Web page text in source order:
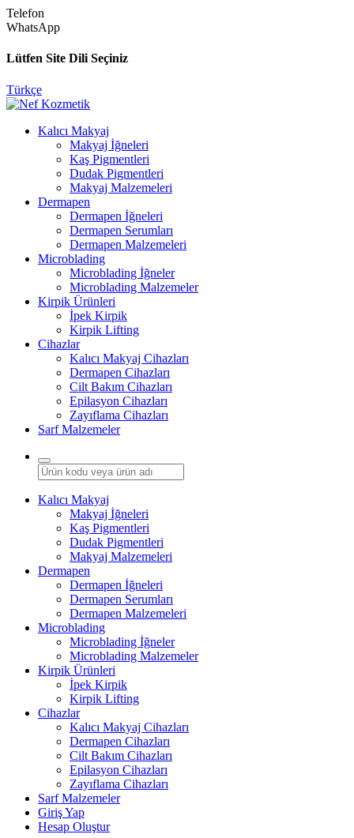
Telefon
WhatsApp
Lütfen Site Dili Seçiniz
Türkçe
Kalıcı Makyaj
Makyaj İğneleri
Kaş Pigmentleri
Dudak Pigmentleri
Makyaj Malzemeleri
Dermapen
Dermapen İğneleri
Dermapen Serumları
Dermapen Malzemeleri
Microblading
Microblading İğneler
Microblading Malzemeler
Kirpik Ürünleri
İpek Kirpik
Kirpik Lifting
Cihazlar
Kalıcı Makyaj Cihazları
Dermapen Cihazları
Cilt Bakım Cihazları
Epilasyon Cihazları
Zayıflama Cihazları
Sarf Malzemeler
Kalıcı Makyaj
Makyaj İğneleri
Kaş Pigmentleri
Dudak Pigmentleri
Makyaj Malzemeleri
Dermapen
Dermapen İğneleri
Dermapen Serumları
Dermapen Malzemeleri
Microblading
Microblading İğneler
Microblading Malzemeler
Kirpik Ürünleri
İpek Kirpik
Kirpik Lifting
Cihazlar
Kalıcı Makyaj Cihazları
Dermapen Cihazları
Cilt Bakım Cihazları
Epilasyon Cihazları
Zayıflama Cihazları
Sarf Malzemeler
Giriş Yap
Hesap Oluştur